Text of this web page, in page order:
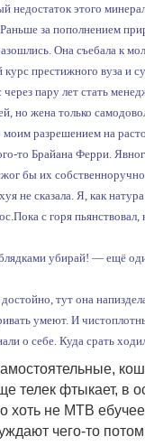
этого
за пополнением
Она съебала к
престижного вуза и
пару лет стать
но жена только
моим разрешением на
то Брайана Ферри.
бы их
не сказала. Я, как
Пока с горя пьянствовал,
убирай! — ещё
тут она
умеют. И
о себе. Куда срать
телек фтыкает, в
хоть не МТВ
чего-то